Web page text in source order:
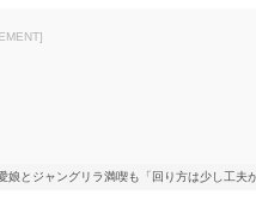
娘とジャングリラ満喫も「回り方は少し工夫